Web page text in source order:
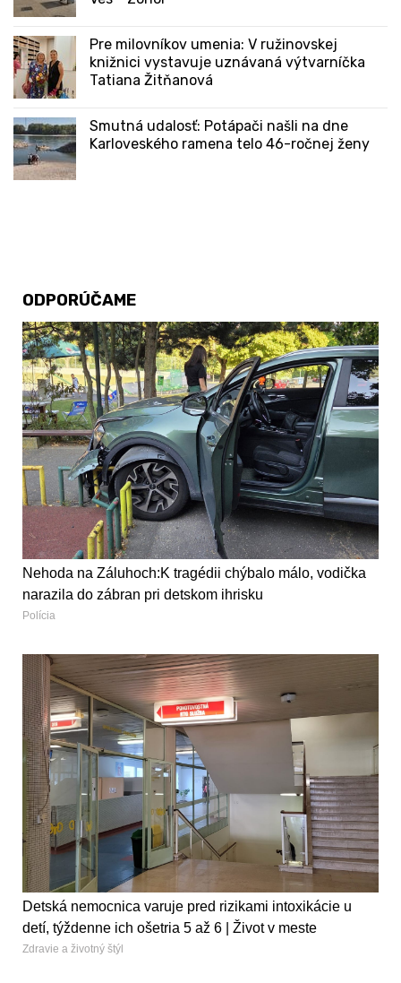
Pre milovníkov umenia: V ružinovskej
knižnici vystavuje uznávaná výtvarníčka
Tatiana Žitňanová
Smutná udalosť: Potápači našli na dne
Karloveského ramena telo 46-ročnej ženy
ODPORÚČAME
Nehoda na Záluhoch:K tragédii chýbalo málo, vodička
narazila do zábran pri detskom ihrisku
Polícia
Detská nemocnica varuje pred rizikami intoxikácie u
detí, týždenne ich ošetria 5 až 6 | Život v meste
Zdravie a životný štýl